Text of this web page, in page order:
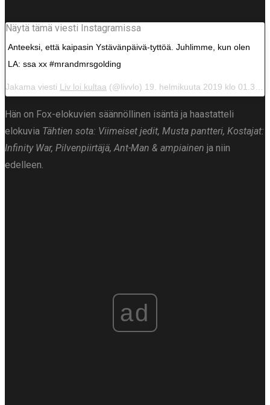
Näytä tämä viesti Instagramissa
Anteeksi, että kaipasin Ystävänpäivä-tyttöä. Juhlimme, kun olen
LA: ssa xx #mrandmrsgolding
Jakama viesti Liv loi kultaa (@livvlo) 19. helmikuuta 2019 klo 01.35 PST
Hän on Fox-elokuvien säännöllinen isäntä ja haastatteli
elokuvia Tähtien sota: Viimeiset jedit, Musta pantteri, Kostajat:
Infinity War, Pilvenpiirtäjä, Ant-Man & ampiainen ja niin
edelleen.
ad